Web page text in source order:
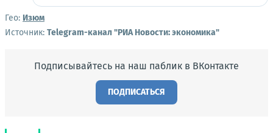
Гео: Изюм
Источник: Telegram-канал "РИА Новости: экономика"
Подписывайтесь на наш паблик в ВКонтакте
ПОДПИСАТЬСЯ